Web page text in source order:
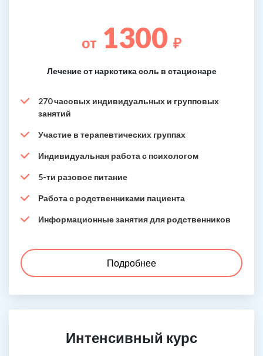
от 1300 ₽
Лечение от наркотика соль в стационаре
270 часовых индивидуальных и групповых
занятий
Участие в терапевтических группах
Индивидуальная работа с психологом
5-ти разовое питание
Работа с родственниками пациента
Информационные занятия для родственников
Подробнее
Интенсивный курс